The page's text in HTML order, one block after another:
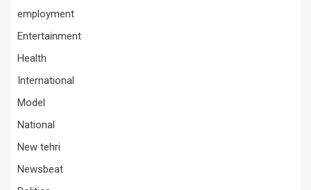
employment
Entertainment
Health
International
Model
National
New tehri
Newsbeat